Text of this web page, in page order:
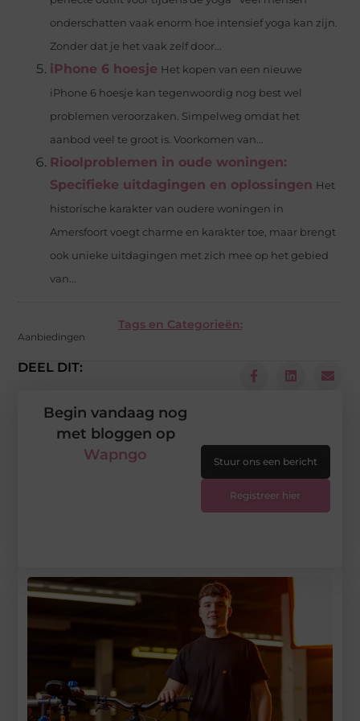
onderschatten vaak enorm hoe intensief yoga kan zijn.
Zonder dat je het vaak zelf door...
iPhone 6 hoesje Het kopen van een nieuwe
iPhone 6 hoesje kan tegenwoordig nog best wel
problemen veroorzaken. Simpelweg omdat het
aanbod veel te groot is. Voorkomen van...
Rioolproblemen in oude woningen:
Specifieke uitdagingen en oplossingen Het
historische karakter van oudere woningen in
Amersfoort voegt charme en karakter toe, maar brengt
ook unieke uitdagingen met zich mee op het gebied
van...
Tags en Categorieën:
Aanbiedingen
DEEL DIT:
Begin vandaag nog
met bloggen op
Wapngo
Stuur ons een bericht
Registreer hier